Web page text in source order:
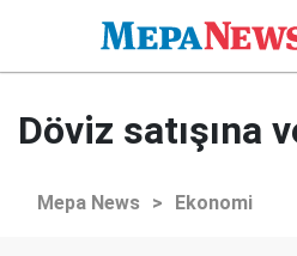
Döviz satışına
Mepa News > Ekonomi